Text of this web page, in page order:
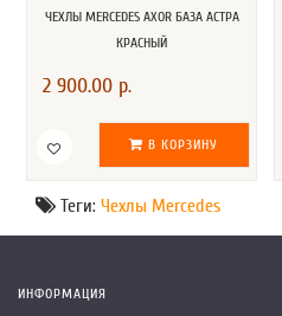
ЧЕХЛЫ MERCEDES AXOR БАЗА АСТРА
КРАСНЫЙ
2 900.00 р.
В КОРЗИНУ
Теги: Чехлы Mercedes
ИНФОРМАЦИЯ